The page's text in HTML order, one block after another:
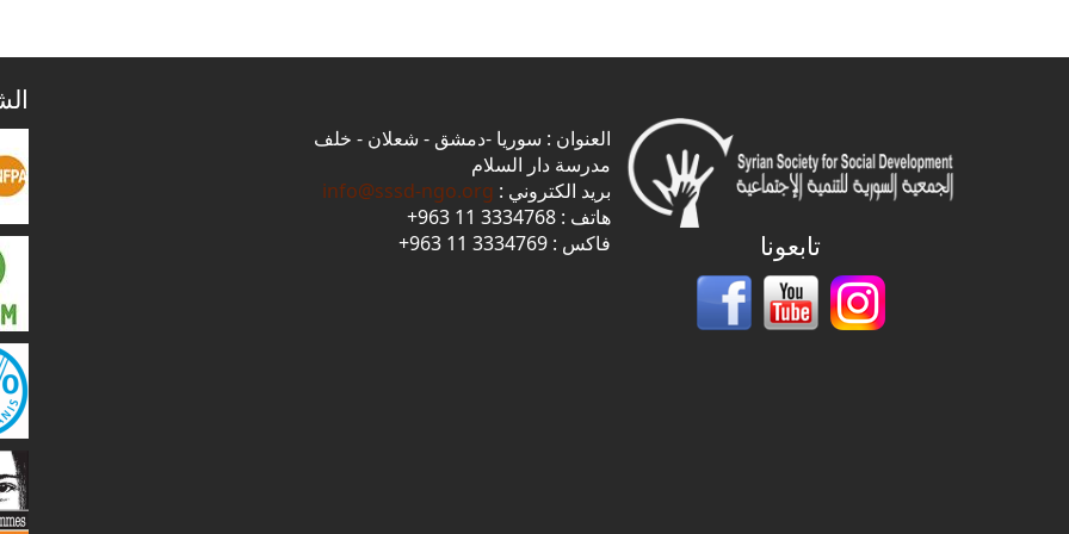
العنوان : سوريا -دمشق - شعلان - خلف
مدرسة دار السلام
بريد الكتروني : info@sssd-ngo.org
هاتف : 3334768 11 963+
فاكس : 3334769 11 963+
تابعونا